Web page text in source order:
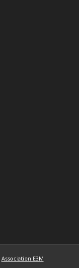
Association E3M